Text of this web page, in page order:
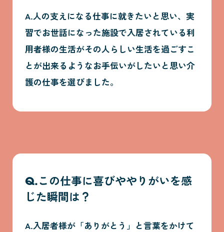
A.人の支えになる仕事に就きたいと思い、実
習でお世話になった施設で入居されている利
用者様の生活がその人らしい生活を過ごすこ
とが出来るようなお手伝いがしたいと思い介
護の仕事を選びました。
Q.この仕事に喜びややりがいを感
じた瞬間は？
A.入居者様が「ありがとう」と言葉をかけて